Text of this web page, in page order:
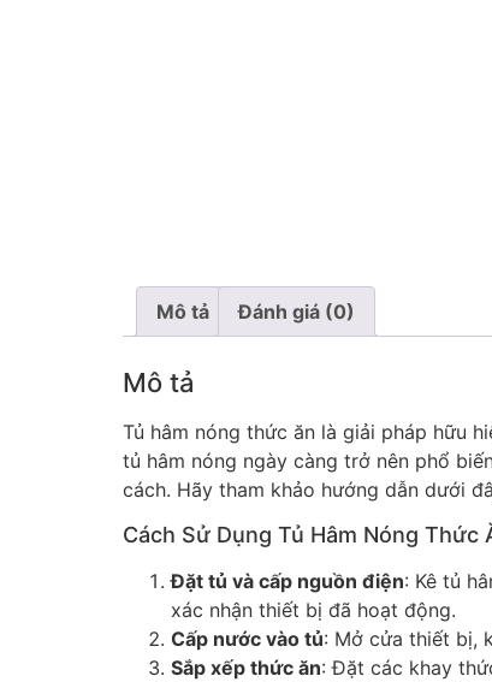
Mô tả Đánh giá (0)
Mô tả
Tủ hâm nóng thức ăn là giải pháp hữu
tủ hâm nóng ngày càng trở nên phổ
cách. Hãy tham khảo hướng dẫn dưới
Cách Sử Dụng Tủ Hâm Nóng Thức
Đặt tủ và cấp nguồn điện: Kê tủ
xác nhận thiết bị đã hoạt động.
Cấp nước vào tủ: Mở cửa thiết bị,
Sắp xếp thức ăn: Đặt các khay